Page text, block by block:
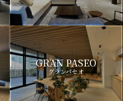
GRAN PASEO
グランパセオ